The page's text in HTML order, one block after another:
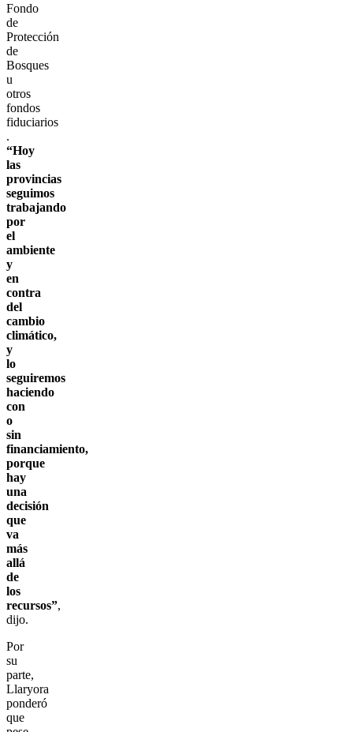
Fondo
de
Protección
de
Bosques
u
otros
fondos
fiduciarios
.
“Hoy
las
provincias
seguimos
trabajando
por
el
ambiente
y
en
contra
del
cambio
climático,
y
lo
seguiremos
haciendo
con
o
sin
financiamiento,
porque
hay
una
decisión
que
va
más
allá
de
los
recursos”,
dijo.
Por
su
parte,
Llaryora
ponderó
que